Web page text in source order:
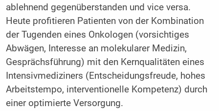
ablehnend gegenüberstanden und vice versa.
Heute profitieren Patienten von der Kombination
der Tugenden eines Onkologen (vorsichtiges
Abwägen, Interesse an molekularer Medizin,
Gesprächsführung) mit den Kernqualitäten eines
Intensivmediziners (Entscheidungsfreude, hohes
Arbeitstempo, interventionelle Kompetenz) durch
einer optimierte Versorgung.